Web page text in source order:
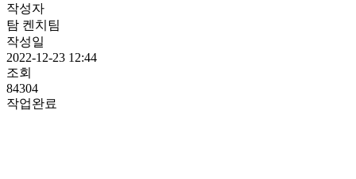
작성자
탐 켄치팀
작성일
2022-12-23 12:44
조회
84304
작업완료